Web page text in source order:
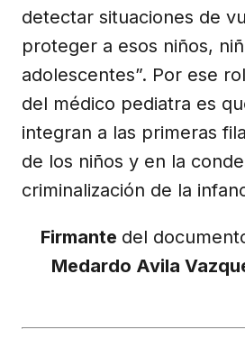
detectar situaciones de
proteger a esos niños,
adolescentes”. Por ese
del médico pediatra es
integran a las primeras
de los niños y en la
criminalización de la
Firmante del
Medardo Avila